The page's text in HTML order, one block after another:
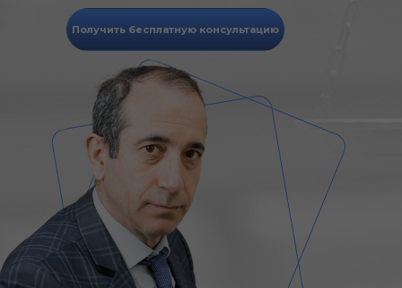
Получить бесплатную консультацию